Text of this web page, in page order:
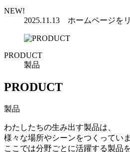
NEW!
2025.11.13 ホームページを
PRODUCT
製品
PRODUCT
製品
わたしたちの生み出す製品は、
様々な場所やシーンをつくっていま
ここでは分野ごとに活躍する製品